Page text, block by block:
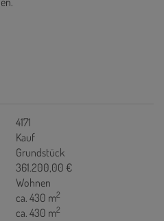
4171
Kauf
Grundstück
361.200,00 €
Wohnen
ca. 430 m2
ca. 430 m2